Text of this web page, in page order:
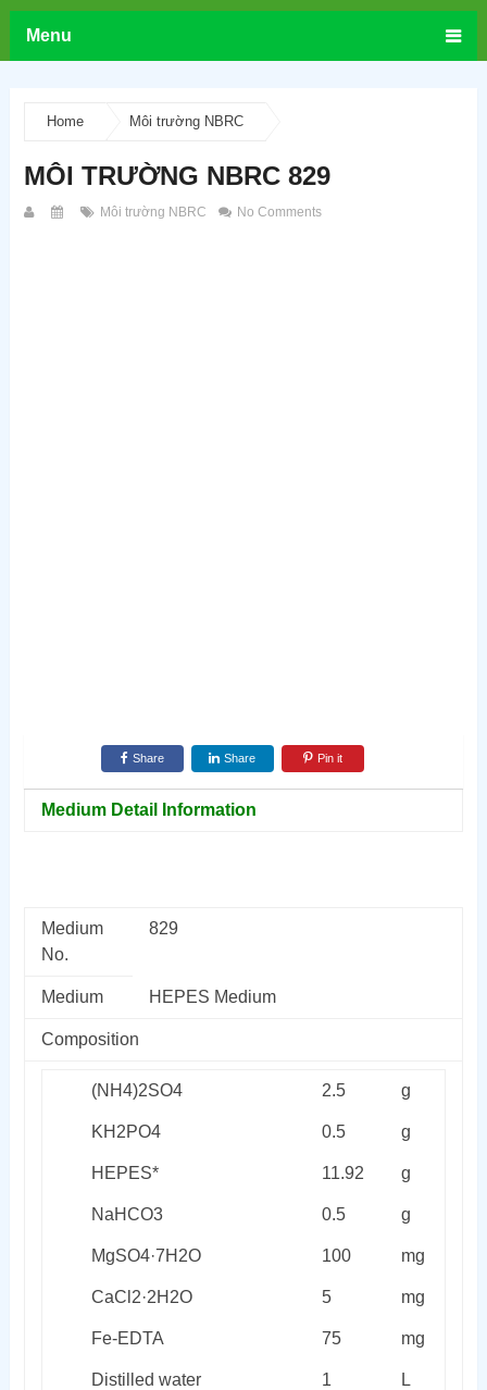
Menu
Home Môi trường NBRC
MÔI TRƯỜNG NBRC 829
Môi trường NBRC No Comments
Share Share Pin it
Medium Detail Information
Medium
No.
829
Medium HEPES Medium
Composition
(NH4)2SO4 2.5 g
KH 2PO4 0.5 g
HEPES* 11.92 g
NaHCO3 0.5 g
MgSO4·7H 2O 100 mg
CaCl 2·2H 2O 5 mg
Fe-EDTA 75 mg
Distilled water 1 L